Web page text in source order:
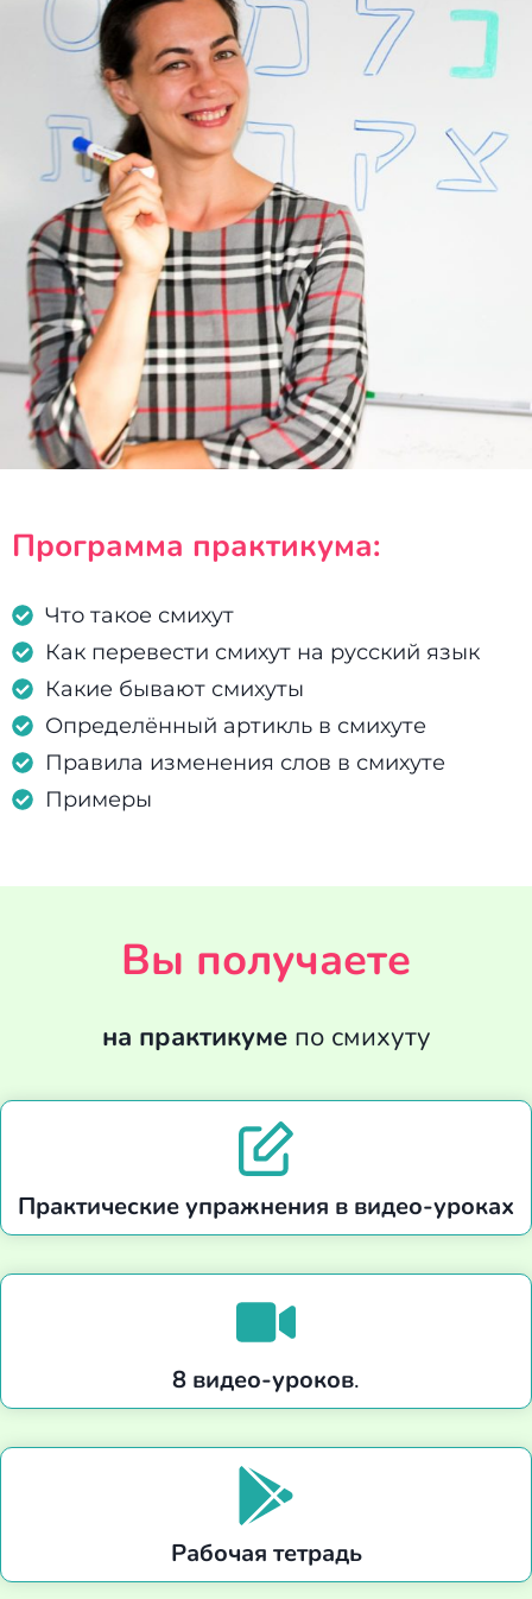
Программа практикума:
Что такое смихут
Как перевести смихут на русский язык
Какие бывают смихуты
Определённый артикль в смихуте
Правила изменения слов в смихуте
Примеры
Вы получаете
на практикумепо смихуту
Практические упражнения в видео-уроках
8 видео-уроков.
Рабочая тетрадь